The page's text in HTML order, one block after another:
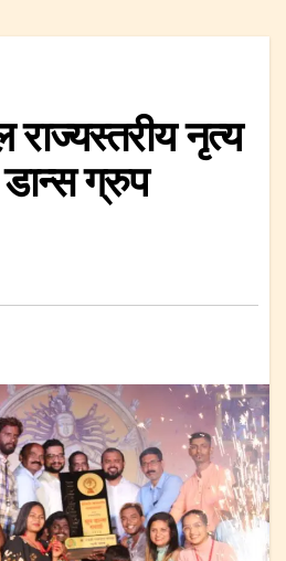
राज्यस्तरीय नृत्य
डान्स ग्रुप